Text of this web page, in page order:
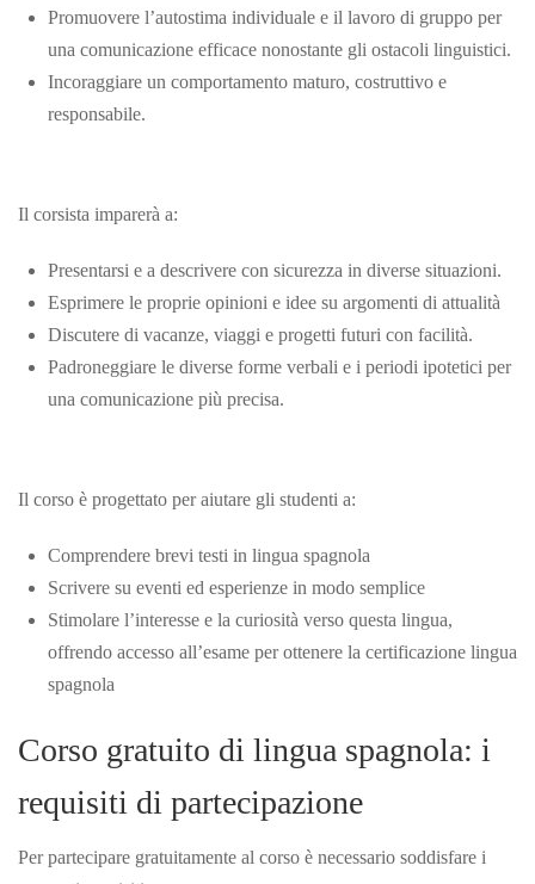
Promuovere l’autostima individuale e il lavoro di gruppo per
una comunicazione efficace nonostante gli ostacoli linguistici.
Incoraggiare un comportamento maturo, costruttivo e
responsabile.
Il corsista imparerà a:
Presentarsi e a descrivere con sicurezza in diverse situazioni.
Esprimere le proprie opinioni e idee su argomenti di attualità
Discutere di vacanze, viaggi e progetti futuri con facilità.
Padroneggiare le diverse forme verbali e i periodi ipotetici per
una comunicazione più precisa.
Il corso è progettato per aiutare gli studenti a:
Comprendere brevi testi in lingua spagnola
Scrivere su eventi ed esperienze in modo semplice
Stimolare l’interesse e la curiosità verso questa lingua,
offrendo accesso all’esame per ottenere la certificazione lingua
spagnola
Corso gratuito di lingua spagnola: i
requisiti di partecipazione
Per partecipare gratuitamente al corso è necessario soddisfare i